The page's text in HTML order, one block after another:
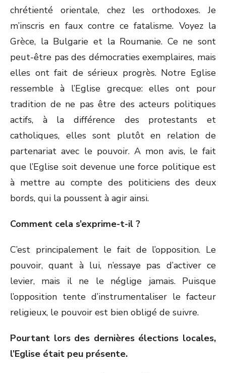
chrétienté orientale, chez les orthodoxes. Je
m’inscris en faux contre ce fatalisme. Voyez la
Grèce, la Bulgarie et la Roumanie. Ce ne sont
peut-être pas des démocraties exemplaires, mais
elles ont fait de sérieux progrès. Notre Eglise
ressemble à l’Eglise grecque: elles ont pour
tradition de ne pas être des acteurs politiques
actifs, à la différence des protestants et
catholiques, elles sont plutôt en relation de
partenariat avec le pouvoir. A mon avis, le fait
que l’Eglise soit devenue une force politique est
à mettre au compte des politiciens des deux
bords, qui la poussent à agir ainsi.
Comment cela s’exprime-t-il ?
C’est principalement le fait de l’opposition. Le
pouvoir, quant à lui, n’essaye pas d’activer ce
levier, mais il ne le néglige jamais. Puisque
l’opposition tente d’instrumentaliser le facteur
religieux, le pouvoir est bien obligé de suivre.
Pourtant lors des dernières élections locales,
l’Eglise était peu présente.